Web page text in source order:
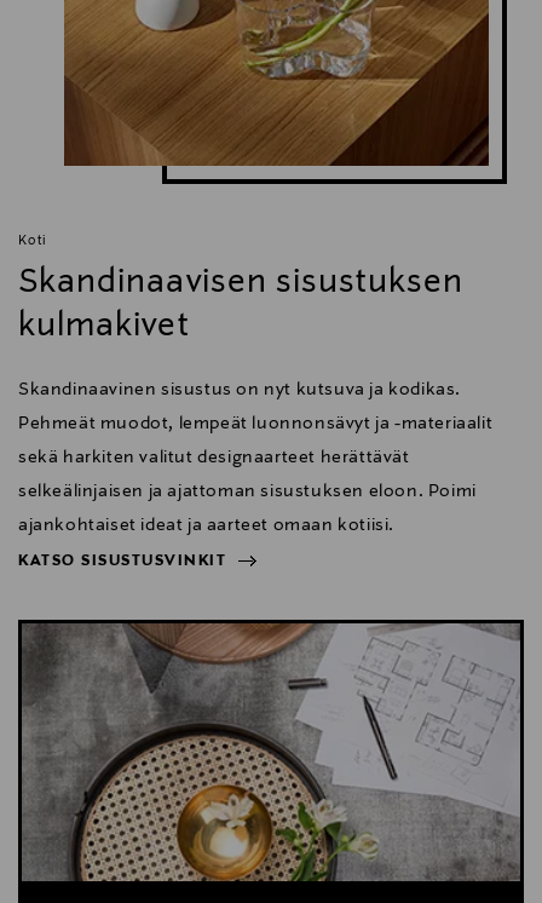
Koti
Skandinaavisen sisustuksen
kulmakivet
Skandinaavinen sisustus on nyt kutsuva ja kodikas.
Pehmeät muodot, lempeät luonnonsävyt ja -materiaalit
sekä harkiten valitut designaarteet herättävät
selkeälinjaisen ja ajattoman sisustuksen eloon. Poimi
ajankohtaiset ideat ja aarteet omaan kotiisi.
KATSO SISUSTUSVINKIT
KATSO SISUSTUSVINKIT